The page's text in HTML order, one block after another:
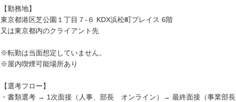
【勤務地】
東京都港区芝公園１丁目７-６ KDX浜松町プレイス 6階
又は東京都内のクライアント先
※転勤は当面想定していません。
※屋内喫煙可能場所あり
【選考フロー】
・書類選考 → 1次面接（人事、部長 オンライン）→ 最終面接（事業部